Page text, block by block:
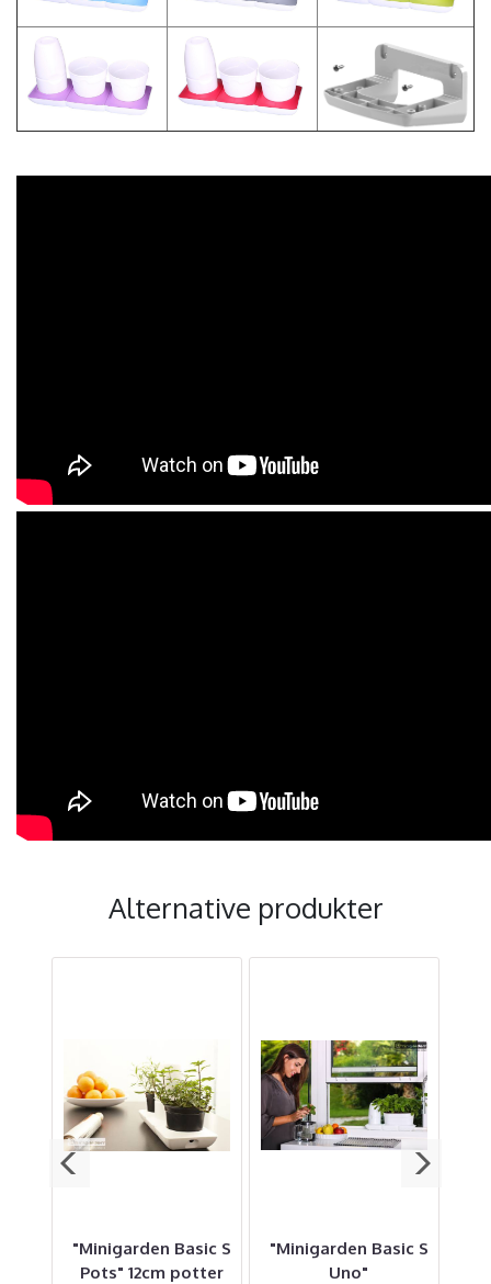
Alternative produkter
"Minigarden Basic S
Pots" 12cm potter
"Minigarden Basic S
Uno"